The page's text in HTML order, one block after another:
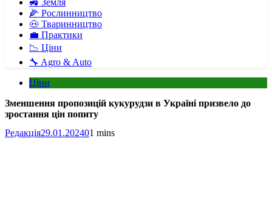
🚜 Земля
🌽 Рослинництво
🐽 Тваринництво
💼 Практики
📉 Ціни
🔧 Agro & Auto
Ціни
Зменшення пропозицій кукурудзи в Україні призвело до
зростання цін попиту
Редакція29.01.202401 mins